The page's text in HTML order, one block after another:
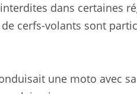
dans certaines
cerfs-volants sont
une moto avec